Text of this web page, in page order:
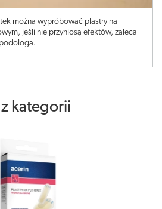
można wypróbować plastry na
jeśli nie przyniosą efektów, zaleca
kategorii